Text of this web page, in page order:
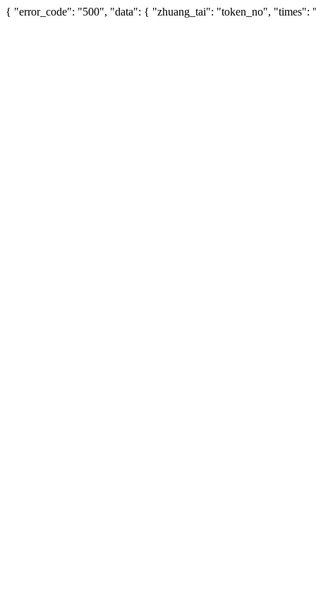
{ "error_code": "500", "data": { "zhuang_tai": "token_no", "times":